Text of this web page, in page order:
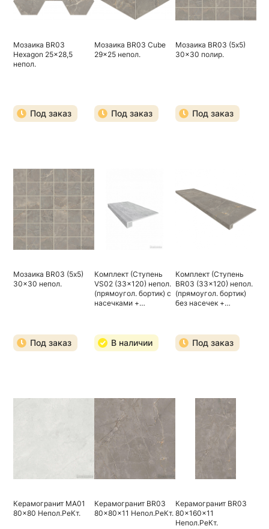
Мозаика BR03
Hexagon 25x28,5
непол.
Под заказ
Мозаика BR03 Cube
29x25 непол.
Под заказ
Мозаика BR03 (5х5)
30x30 полир.
Под заказ
Мозаика BR03 (5х5)
30x30 непол.
Под заказ
Комплект (Ступень
VS02 (33x120) непол.
(прямоугол. бортик) с
насечками +
В наличии
Комплект (Ступень
BR03 (33x120) непол.
(прямоугол. бортик)
без насечек +
Под заказ
Керамогранит MA01
80x80 Непол.РеКт.
Керамогранит BR03
80x80x11 Непол.РеКт.
Керамогранит BR03
80x160x11
Непол.РеКт.